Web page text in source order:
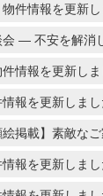
件情報を更新し
― 不安を解消
情報を更新しま
報を更新しまし
絵掲載】素敵な
報を更新しまし